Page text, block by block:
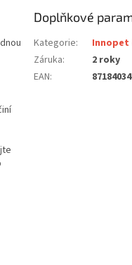
Doplňkové
Kategorie:
Innopet
Záruka:
2 roky
EAN: